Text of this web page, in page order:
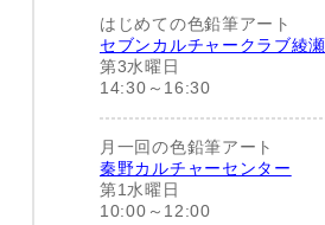
はじめての色鉛筆アート
セブンカルチャークラブ綾瀬
第3水曜日
14:30～16:30
月一回の色鉛筆アート
秦野カルチャーセンター
第1水曜日
10:00～12:00